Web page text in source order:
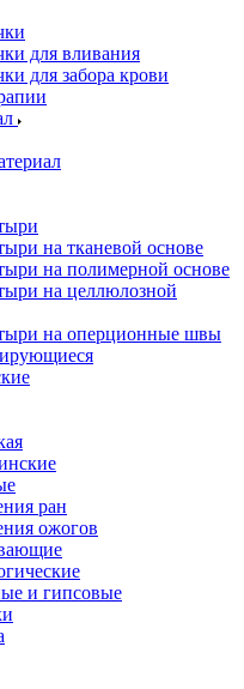
для вливания
для забора крови
на тканевой основе
на полимерной основе
на целлюлозной
на оперционные швы
ран
ожогов
и гипсовые